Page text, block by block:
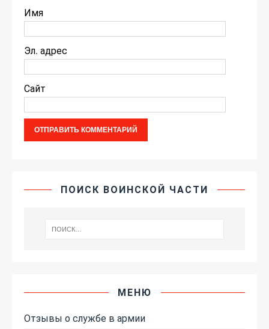
Имя
Эл. адрес
Сайт
ПОИСК ВОИНСКОЙ ЧАСТИ
МЕНЮ
Отзывы о службе в армии